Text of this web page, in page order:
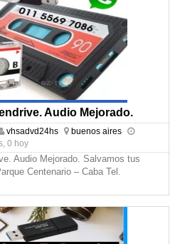
Audio Mejorado.
vhsadvd24hs
buenos aires
0 hoy
Audio Mejorado. Salvamos tus
Centenario – Caba Tel.